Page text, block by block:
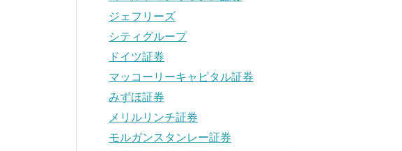
ジェフリーズ
シティグループ
ドイツ証券
マッコーリーキャピタル証券
みずほ証券
メリルリンチ証券
モルガンスタンレー証券